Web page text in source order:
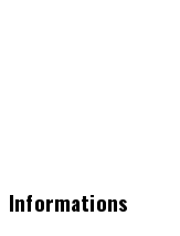
Informations